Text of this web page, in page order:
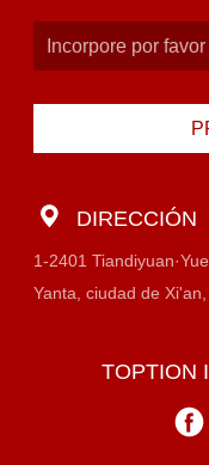
DIRECCIÓN
1-2401
Yanta, ciudad de
TOPTION